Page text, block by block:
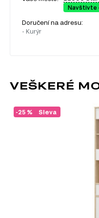
Navštivte
Doručení na adresu:
- Kurýr
VEŠKERÉ
Sleva
-25 %